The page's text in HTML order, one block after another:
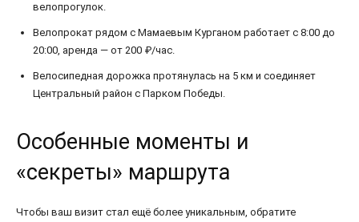
велопрогулок.
Велопрокат рядом с Мамаевым Курганом работает с 8:00 до
20:00, аренда — от 200 ₽/час.
Велосипедная дорожка протянулась на 5 км и соединяет
Центральный район с Парком Победы.
Особенные моменты и
«секреты» маршрута
Чтобы ваш визит стал ещё более уникальным, обратите